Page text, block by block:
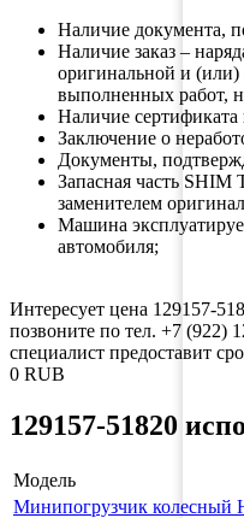
Наличие документа,
Наличие заказ –
оригинальной и
выполненных работ,
Наличие
Заключение о
Документы,
Запасная часть
заменителем
Машина
автомобиля;
Интересует цена 129157-
позвоните по тел. +7 (922)
специалист предоставит
0 RUB
129157-51820
Модель
Минипогрузчик колесный